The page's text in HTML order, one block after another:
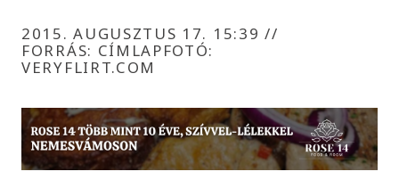
2015. AUGUSZTUS 17. 15:39//
FORRÁS: CÍMLAPFOTÓ:
VERYFLIRT.COM